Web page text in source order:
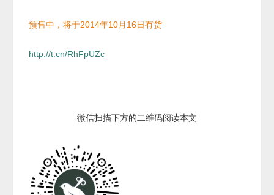
预售中，将于2014年10月16日有货
http://t.cn/RhFpUZc
微信扫描下方的二维码阅读本文